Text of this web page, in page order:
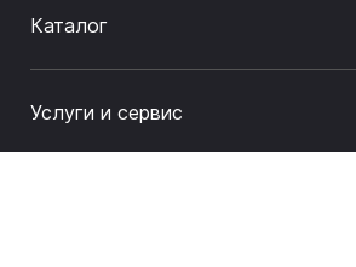
Каталог
Услуги и сервис